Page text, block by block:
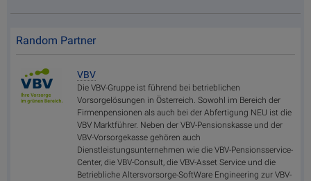
Random Partner
VBV
Die VBV-Gruppe ist führend bei betrieblichen
Vorsorgelösungen in Österreich. Sowohl im Bereich der
Firmenpensionen als auch bei der Abfertigung NEU ist die
VBV Marktführer. Neben der VBV-Pensionskasse und der
VBV-Vorsorgekasse gehören auch
Dienstleistungsunternehmen wie die VBV-Pensionsservice-
Center, die VBV-Consult, die VBV-Asset Service und die
Betriebliche Altersvorsorge-SoftWare Engineering zur VBV-